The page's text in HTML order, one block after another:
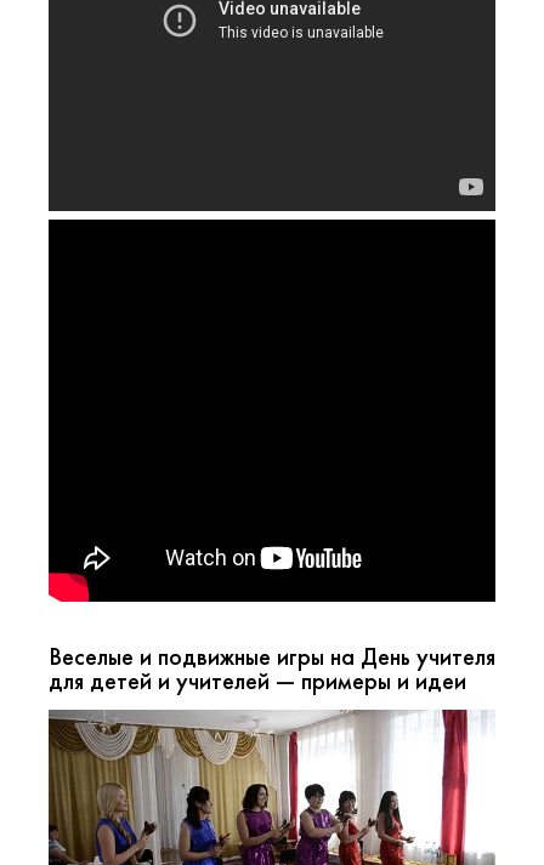
Веселые и подвижные игры на День учителя
для детей и учителей — примеры и идеи